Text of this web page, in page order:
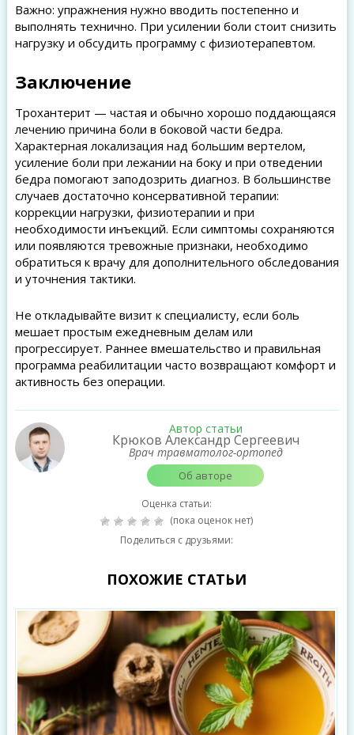
Важно: упражнения нужно вводить постепенно и
выполнять технично. При усилении боли стоит снизить
нагрузку и обсудить программу с физиотерапевтом.
Заключение
Трохантерит — частая и обычно хорошо поддающаяся
лечению причина боли в боковой части бедра.
Характерная локализация над большим вертелом,
усиление боли при лежании на боку и при отведении
бедра помогают заподозрить диагноз. В большинстве
случаев достаточно консервативной терапии:
коррекции нагрузки, физиотерапии и при
необходимости инъекций. Если симптомы сохраняются
или появляются тревожные признаки, необходимо
обратиться к врачу для дополнительного обследования
и уточнения тактики.
Не откладывайте визит к специалисту, если боль
мешает простым ежедневным делам или
прогрессирует. Раннее вмешательство и правильная
программа реабилитации часто возвращают комфорт и
активность без операции.
Автор статьи
Крюков Александр Сергеевич
Врач травматолог-ортопед
Об авторе
Оценка статьи:
(пока оценок нет)
Поделиться с друзьями:
ПОХОЖИЕ СТАТЬИ